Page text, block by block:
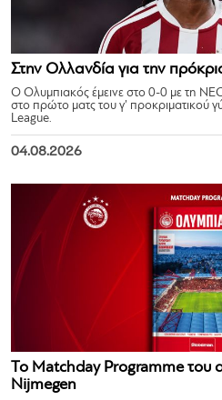
Στην Ολλανδία για την
Ο Ολυμπιακός έμεινε στο 0-0 με τη
στο πρώτο ματς του γ’ προκριματικού
League.
04.08.2026
Το Matchday Programme του
Nijmegen